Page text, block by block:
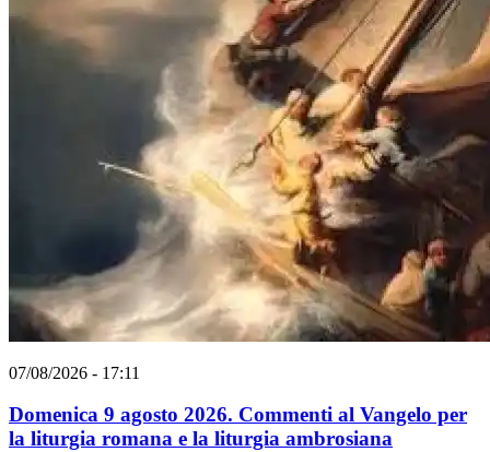
07/08/2026 - 17:11
Domenica 9 agosto 2026. Commenti al Vangelo per
la liturgia romana e la liturgia ambrosiana